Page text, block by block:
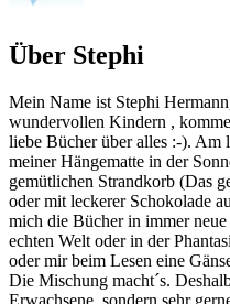
Über Stephi
Mein Name ist Stephi
wundervollen Kindern ,
liebe Bücher über alles :-). Am
meiner Hängematte in der
gemütlichen Strandkorb (Das
oder mit leckerer Schokolade
mich die Bücher in immer
echten Welt oder in der
oder mir beim Lesen eine
Die Mischung macht´s.
Erwachsene, sondern sehr